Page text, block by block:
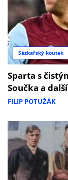
Sázkařský koutek
Sparta s
Součka a
FILIP POTUŽÁK